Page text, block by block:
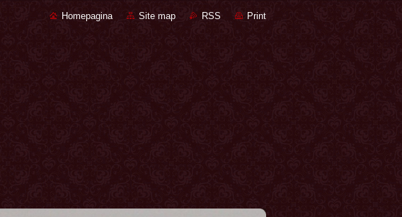
Homepagina Site map RSS Print